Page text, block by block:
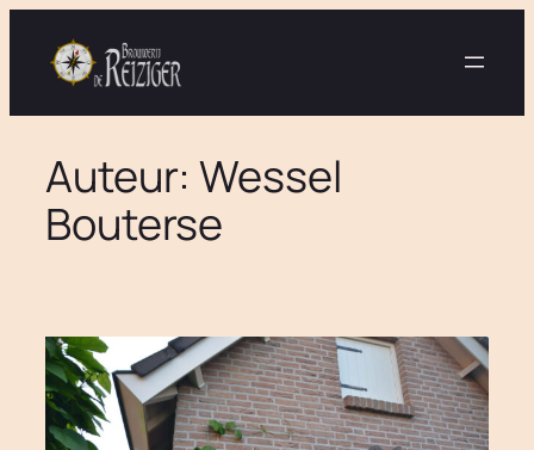
inhoud
Auteur:Wessel
Bouterse